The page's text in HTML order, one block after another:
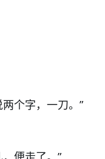
个字，一刀。”